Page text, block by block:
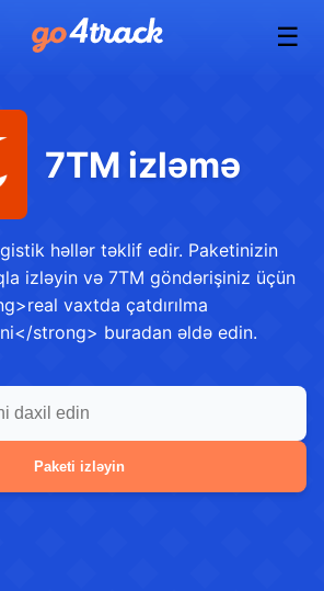
☰
7TM izləmə
həllər təklif edir. Paketinizin
izləyin və 7TM göndərişiniz üçün
vaxtda çatdırılma
strong> buradan əldə edin.
Paketi izləyin